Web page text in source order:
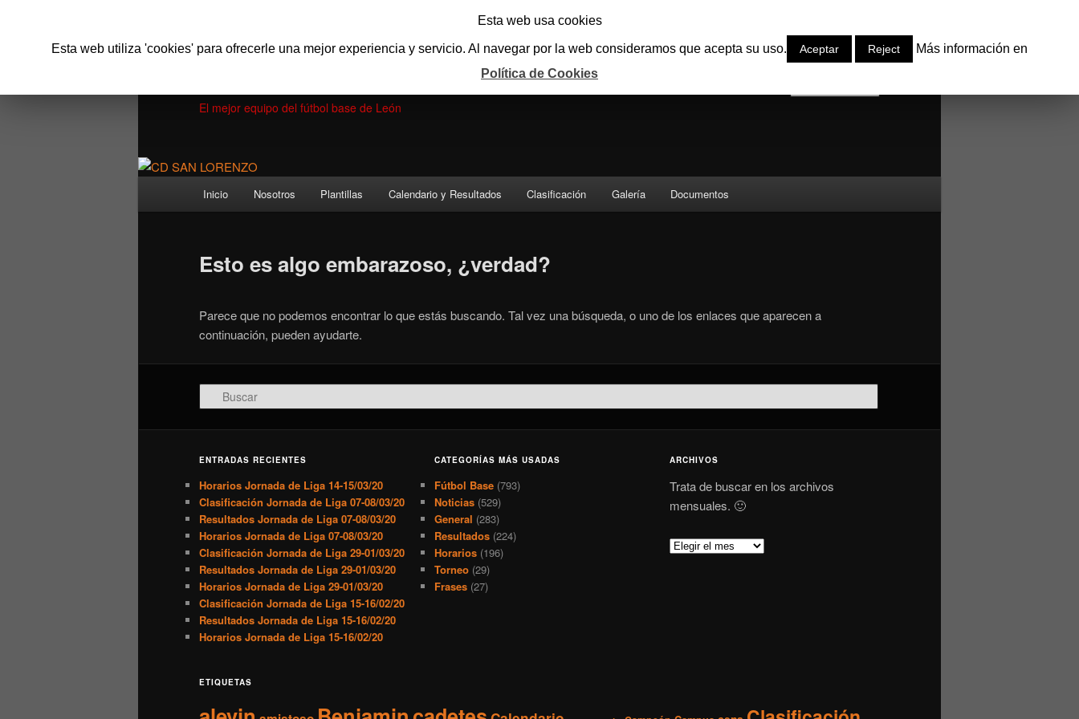
principal
secundario
El mejor equipo del fútbol base de León
Inicio Nosotros Plantillas Calendario y Resultados Clasificación Galería Documentos
Esto es algo embarazoso, ¿verdad?
Parece que no podemos encontrar lo que estás buscando. Tal vez una búsqueda, o uno de los enlaces que aparecen a
continuación, pueden ayudarte.
Buscar
ENTRADAS RECIENTES
Horarios Jornada de Liga 14-15/03/20
Clasificación Jornada de Liga 07-08/03/20
Resultados Jornada de Liga 07-08/03/20
Horarios Jornada de Liga 07-08/03/20
Clasificación Jornada de Liga 29-01/03/20
Resultados Jornada de Liga 29-01/03/20
Horarios Jornada de Liga 29-01/03/20
Clasificación Jornada de Liga 15-16/02/20
Resultados Jornada de Liga 15-16/02/20
Horarios Jornada de Liga 15-16/02/20
CATEGORÍAS MÁS USADAS
Fútbol Base(793)
Noticias(529)
General (283)
Resultados(224)
Horarios(196)
Torneo(29)
Frases(27)
ARCHIVOS
Trata de buscar en los archivos
mensuales. 🙂
A
ETIQUETAS
Esta web usa cookies
Esta web utiliza 'cookies' para ofrecerle una mejor experiencia y servicio. Al navegar por la web consideramos que acepta su uso. Aceptar Reject
Más información en
Política de Cookies